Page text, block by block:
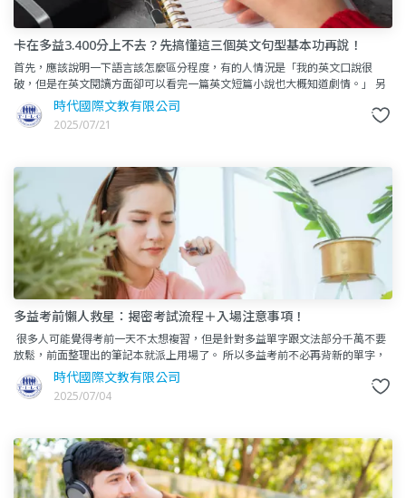
卡在多益3.400分上不去？先搞懂這三個英文句型基本功再說！
首先，應該說明一下語言該怎麼區分程度，有的人情況是「我的英文口說很
破，但是在英文閱讀方面卻可以看完一篇英文短篇小說也大概知道劇情。」 另
一種是「從小就喜歡看迪士尼卡通而且都是原音版，但是在英
時代國際文教有限公司
2025/07/21
多益考前懶人救星：揭密考試流程＋入場注意事項！
很多人可能覺得考前一天不太想複習，但是針對多益單字跟文法部分千萬不要
放鬆，前面整理出的筆記本就派上用場了。 所以多益考前不必再背新的單字，
而是要鞏固之前常見卻容易忘的單字。&nb
時代國際文教有限公司
2025/07/04